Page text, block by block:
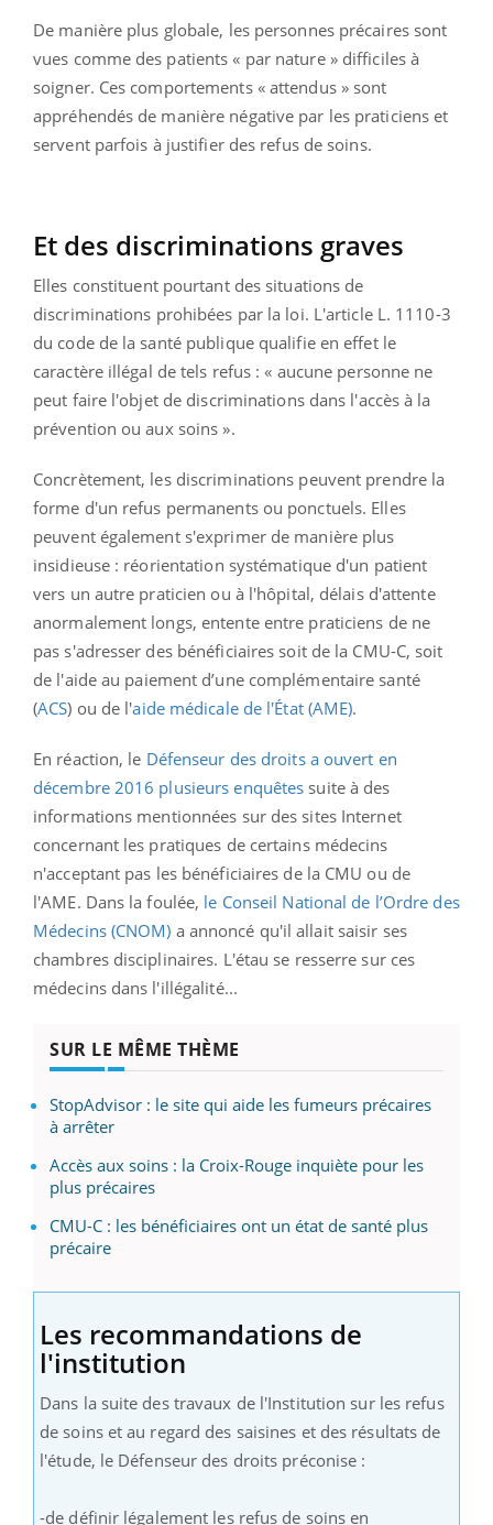
De manière plus globale, les personnes précaires sont
vues comme des patients « par nature » difficiles à
soigner. Ces comportements « attendus » sont
appréhendés de manière négative par les praticiens et
servent parfois à justifier des refus de soins.
Et des discriminations graves
Elles constituent pourtant des situations de
discriminations prohibées par la loi. L'article L. 1110-3
du code de la santé publique qualifie en effet le
caractère illégal de tels refus : « aucune personne ne
peut faire l'objet de discriminations dans l'accès à la
prévention ou aux soins ».
Concrètement, les discriminations peuvent prendre la
forme d'un refus permanents ou ponctuels. Elles
peuvent également s'exprimer de manière plus
insidieuse : réorientation systématique d'un patient
vers un autre praticien ou à l'hôpital, délais d'attente
anormalement longs, entente entre praticiens de ne
pas s'adresser des bénéficiaires soit de la CMU-C, soit
de l'aide au paiement d’une complémentaire santé
(ACS) ou de l'aide médicale de l'État (AME).
En réaction, le Défenseur des droits a ouvert en
décembre 2016 plusieurs enquêtes suite à des
informations mentionnées sur des sites Internet
concernant les pratiques de certains médecins
n'acceptant pas les bénéficiaires de la CMU ou de
l'AME. Dans la foulée, le Conseil National de l’Ordre des
Médecins (CNOM) a annoncé qu'il allait saisir ses
chambres disciplinaires. L'étau se resserre sur ces
médecins dans l'illégalité...
SUR LE MÊME THÈME
StopAdvisor : le site qui aide les fumeurs précaires
à arrêter
Accès aux soins : la Croix-Rouge inquiète pour les
plus précaires
CMU-C : les bénéficiaires ont un état de santé plus
précaire
Les recommandations de
l'institution
Dans la suite des travaux de l'Institution sur les refus
de soins et au regard des saisines et des résultats de
l'étude, le Défenseur des droits préconise :
-de définir légalement les refus de soins en